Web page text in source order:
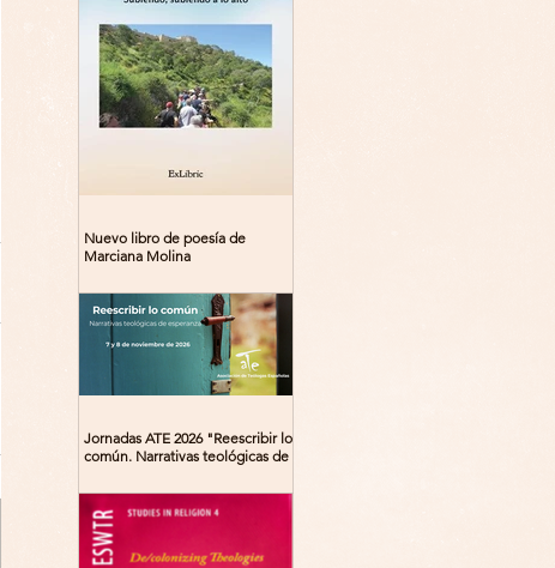
Nuevo libro de poesía de
Marciana Molina
Jornadas ATE 2026 "Reescribir lo
común. Narrativas teológicas de
Madrid